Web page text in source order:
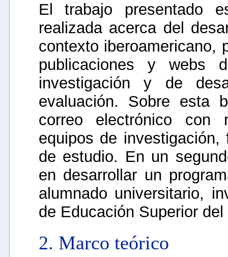
El trabajo presentado
realizada acerca del
contexto iberoamericano,
publicaciones y webs
investigación y de
evaluación. Sobre esta
correo electrónico con
equipos de investigación,
de estudio. En un
en desarrollar un
alumnado universitario,
de Educación Superior
2. Marco teórico